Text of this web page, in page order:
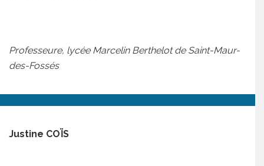
Professeure, lycée Marcelin Berthelot de Saint-Maur-
des-Fossés
Justine COÏS